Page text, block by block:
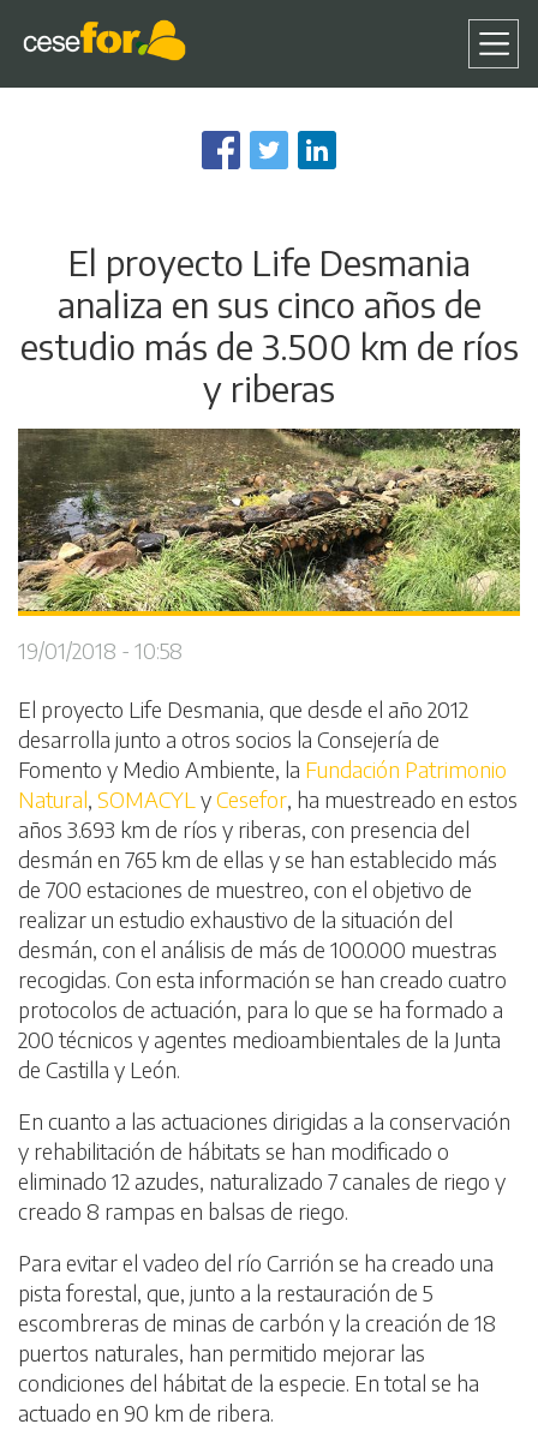
al
contenido
El proyecto Life Desmania
analiza en sus cinco años de
estudio más de 3.500 km de ríos
y riberas
19/01/2018 - 10:58
El proyecto Life Desmania, que desde el año 2012
desarrolla junto a otros socios la Consejería de
Fomento y Medio Ambiente, la Fundación Patrimonio
Natural SOMACYL yCesefor , ha muestreado en estos
años 3.693 km de ríos y riberas, con presencia del
desmán en 765 km de ellas y se han establecido más
de 700 estaciones de muestreo, con el objetivo de
realizar un estudio exhaustivo de la situación del
desmán, con el análisis de más de 100.000 muestras
recogidas. Con esta información se han creado cuatro
protocolos de actuación, para lo que se ha formado a
200 técnicos y agentes medioambientales de la Junta
de Castilla y León.
En cuanto a las actuaciones dirigidas a la conservación
y rehabilitación de hábitats se han modificado o
eliminado 12 azudes, naturalizado 7 canales de riego y
creado 8 rampas en balsas de riego.
Para evitar el vadeo del río Carrión se ha creado una
pista forestal, que, junto a la restauración de 5
escombreras de minas de carbón y la creación de 18
puertos naturales, han permitido mejorar las
condiciones del hábitat de la especie. En total se ha
actuado en 90 km de ribera.